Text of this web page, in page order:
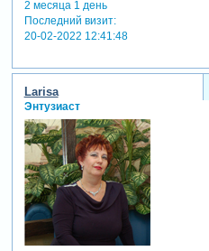
2 месяца 1 день
Последний визит:
20-02-2022 12:41:48
Larisa
Энтузиаст